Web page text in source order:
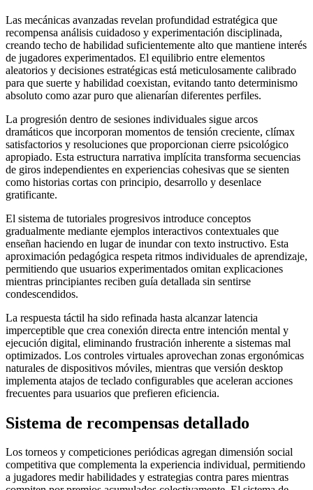
Las mecánicas avanzadas revelan profundidad estratégica que
recompensa análisis cuidadoso y experimentación disciplinada,
creando techo de habilidad suficientemente alto que mantiene interés
de jugadores experimentados. El equilibrio entre elementos
aleatorios y decisiones estratégicas está meticulosamente calibrado
para que suerte y habilidad coexistan, evitando tanto determinismo
absoluto como azar puro que alienarían diferentes perfiles.
La progresión dentro de sesiones individuales sigue arcos
dramáticos que incorporan momentos de tensión creciente, clímax
satisfactorios y resoluciones que proporcionan cierre psicológico
apropiado. Esta estructura narrativa implícita transforma secuencias
de giros independientes en experiencias cohesivas que se sienten
como historias cortas con principio, desarrollo y desenlace
gratificante.
El sistema de tutoriales progresivos introduce conceptos
gradualmente mediante ejemplos interactivos contextuales que
enseñan haciendo en lugar de inundar con texto instructivo. Esta
aproximación pedagógica respeta ritmos individuales de aprendizaje,
permitiendo que usuarios experimentados omitan explicaciones
mientras principiantes reciben guía detallada sin sentirse
condescendidos.
La respuesta táctil ha sido refinada hasta alcanzar latencia
imperceptible que crea conexión directa entre intención mental y
ejecución digital, eliminando frustración inherente a sistemas mal
optimizados. Los controles virtuales aprovechan zonas ergonómicas
naturales de dispositivos móviles, mientras que versión desktop
implementa atajos de teclado configurables que aceleran acciones
frecuentes para usuarios que prefieren eficiencia.
Sistema de recompensas detallado
Los torneos y competiciones periódicas agregan dimensión social
competitiva que complementa la experiencia individual, permitiendo
a jugadores medir habilidades y estrategias contra pares mientras